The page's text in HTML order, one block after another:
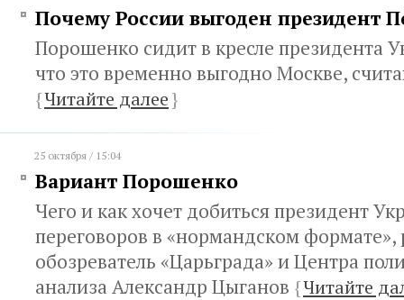
Почему России выгоден президент
Порошенко сидит в кресле президента
что это временно выгодно Москве,
{Читайте далее}
25 октября / 15:04
Вариант Порошенко
Чего и как хочет добиться президент
переговоров в «нормандском формате»,
обозреватель «Царьграда» и Центра
анализа Александр Цыганов {Читайте